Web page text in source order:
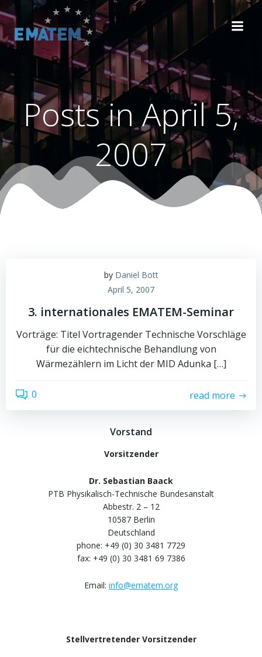
Zum
springen
Posts in April 5,
2007
by Daniel Bott
April 5, 2007
3. internationales EMATEM-Seminar
Vorträge: Titel Vortragender Technische Vorschläge
für die eichtechnische Behandlung von
Wärmezählern im Licht der MID Adunka […]
0 read more
Vorstand
Vorsitzender
Dr. Sebastian Baack
PTB Physikalisch-Technische Bundesanstalt
Abbestr. 2 – 12
10587 Berlin
Deutschland
phone: +49 (0) 30 3481 7729
fax: +49 (0) 30 3481 69 7386
Email: info@ematem.org
Stellvertretender Vorsitzender